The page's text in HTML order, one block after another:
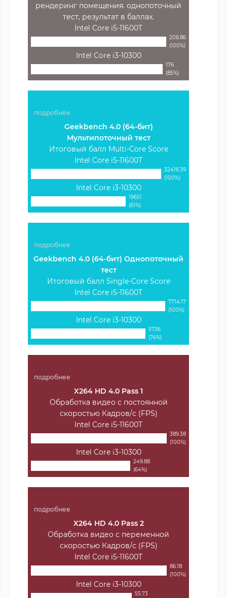
рендеринг помещения. однопоточный
тест, результат в баллах.
Intel Core i5-11600T
206.86
(100%)
Intel Core i3-10300
176
(85%)
подробнее
Geekbench 4.0 (64-бит)
Мультипоточный тест
Итоговый балл Multi-Core Score
Intel Core i5-11600T
32416.39
(100%)
Intel Core i3-10300
19651
(61%)
подробнее
Geekbench 4.0 (64-бит) Однопоточный
тест
Итоговый балл Single-Core Score
Intel Core i5-11600T
7714.17
(100%)
Intel Core i3-10300
5736
(74%)
подробнее
X264 HD 4.0 Pass 1
Обработка видео с постоянной
скоростью Кадров/с (FPS)
Intel Core i5-11600T
389.38
(100%)
Intel Core i3-10300
249.88
(64%)
подробнее
X264 HD 4.0 Pass 2
Обработка видео с переменной
скоростью Кадров/с (FPS)
Intel Core i5-11600T
86.18
(100%)
Intel Core i3-10300
55.73